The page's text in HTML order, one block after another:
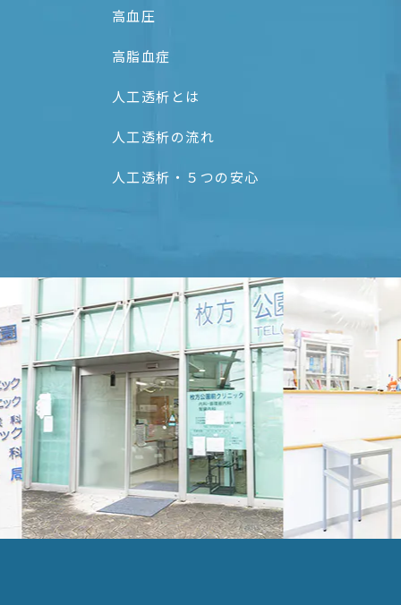
高血圧
高脂血症
人工透析とは
人工透析の流れ
人工透析・５つの安心